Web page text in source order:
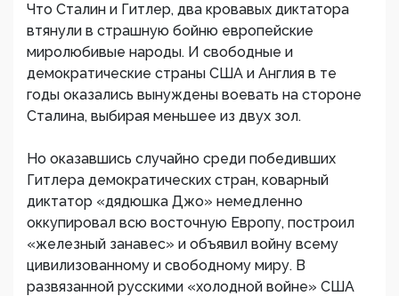
Что Сталин и Гитлер, два кровавых диктатора
втянули в страшную бойню европейские
миролюбивые народы. И свободные и
демократические страны США и Англия в те
годы оказались вынуждены воевать на стороне
Сталина, выбирая меньшее из двух зол.
Но оказавшись случайно среди победивших
Гитлера демократических стран, коварный
диктатор «дядюшка Джо» немедленно
оккупировал всю восточную Европу, построил
«железный занавес» и объявил войну всему
цивилизованному и свободному миру. В
развязанной русскими «холодной войне» США